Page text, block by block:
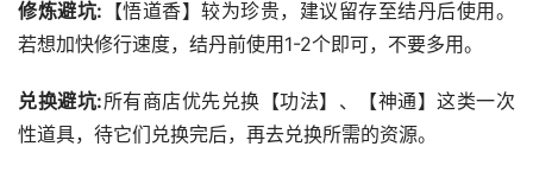
修炼避坑: 【悟道香】较为珍贵，建议留存至结丹后使用。
若想加快修行速度，结丹前使用1-2个即可，不要多用。
兑换避坑:所有商店优先兑换【功法】、【神通】这类一次
性道具，待它们兑换完后，再去兑换所需的资源。